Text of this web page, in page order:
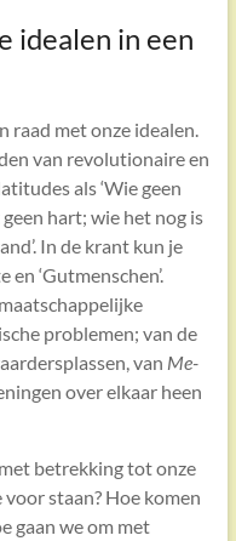
idealen in een
raad met onze idealen.
van revolutionaire en
als ‘Wie geen
hart; wie het nog is
In de krant kun je
‘Gutmenschen’.
problemen; van de
van Me-
over elkaar heen
betrekking tot onze
staan? Hoe komen
gaan we om met